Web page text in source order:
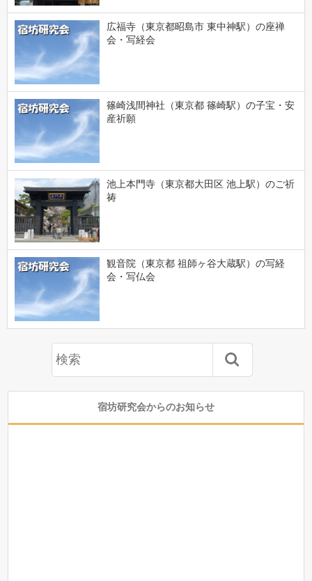
広福寺（東京都昭島市 東中神駅）の座禅
会・写経会
篠崎浅間神社（東京都 篠崎駅）の子宝・安
産祈願
池上本門寺（東京都大田区 池上駅）のご祈
祷
観音院（東京都 祖師ヶ谷大蔵駅）の写経
会・写仏会
宿坊研究会からのお知らせ